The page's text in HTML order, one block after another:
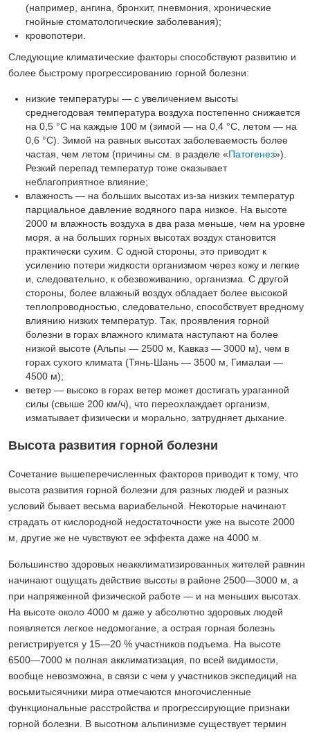
(например, ангина, бронхит, пневмония, хронические
гнойные стоматологические заболевания);
кровопотери.
Следующие климатические факторы способствуют развитию и
более быстрому прогресcированию горной болезни:
низкие температуры — с увеличением высоты
среднегодовая температура воздуха постепенно снижается
на 0,5 °C на каждые 100 м (зимой — на 0,4 °C, летом — на
0,6 °C). Зимой на равных высотах заболеваемость более
частая, чем летом (причины см. в разделе «Патогенез»).
Резкий перепад температур тоже оказывает
неблагоприятное влияние;
влажность — на больших высотах из-за низких температур
парциальное давление водяного пара низкое. На высоте
2000 м влажность воздуха в два раза меньше, чем на уровне
моря, а на больших горных высотах воздух становится
практически сухим. С одной стороны, это приводит к
усилению потери жидкости организмом через кожу и легкие
и, следовательно, к обезвоживанию, организма. С другой
стороны, более влажный воздух обладает более высокой
теплопроводностью, следовательно, способствует вредному
влиянию низких температур. Так, проявления горной
болезни в горах влажного климата наступают на более
низкой высоте (Альпы — 2500 м, Кавказ — 3000 м), чем в
горах сухого климата (Тянь-Шань — 3500 м, Гималаи —
4500 м);
ветер — высоко в горах ветер может достигать ураганной
силы (свыше 200 км/ч), что переохлаждает организм,
изматывает физически и морально, затрудняет дыхание.
Высота развития горной болезни
Сочетание вышеперечисленных факторов приводит к тому, что
высота развития горной болезни для разных людей и разных
условий бывает весьма вариабельной. Некоторые начинают
страдать от кислородной недостаточности уже на высоте 2000
м, другие же не чувствуют ее эффекта даже на 4000 м.
Большинство здоровых неакклиматизированных жителей равнин
начинают ощущать действие высоты в районе 2500—3000 м, а
при напряженной физической работе — и на меньших высотах.
На высоте около 4000 м даже у абсолютно здоровых людей
появляется легкое недомогание, а острая горная болезнь
регистрируется у 15—20 % участников подъема. На высоте
6500—7000 м полная акклиматизация, по всей видимости,
вообще невозможна, в связи с чем у участников экспедиций на
восьмитысячники мира отмечаются многочисленные
функциональные расстройства и прогрессирующие признаки
горной болезни. В высотном альпинизме существует термин